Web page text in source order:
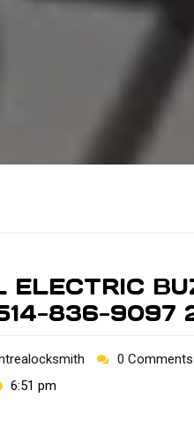
ELECTRIC
836-9097
0 Comments
6:51 pm